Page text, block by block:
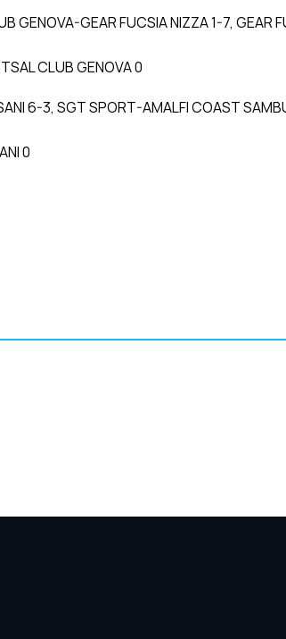
GENOVA-GEAR FUCSIA NIZZA 1-7, GEAR
CLUB GENOVA 0
6-3, SGT SPORT-AMALFI COAST
0